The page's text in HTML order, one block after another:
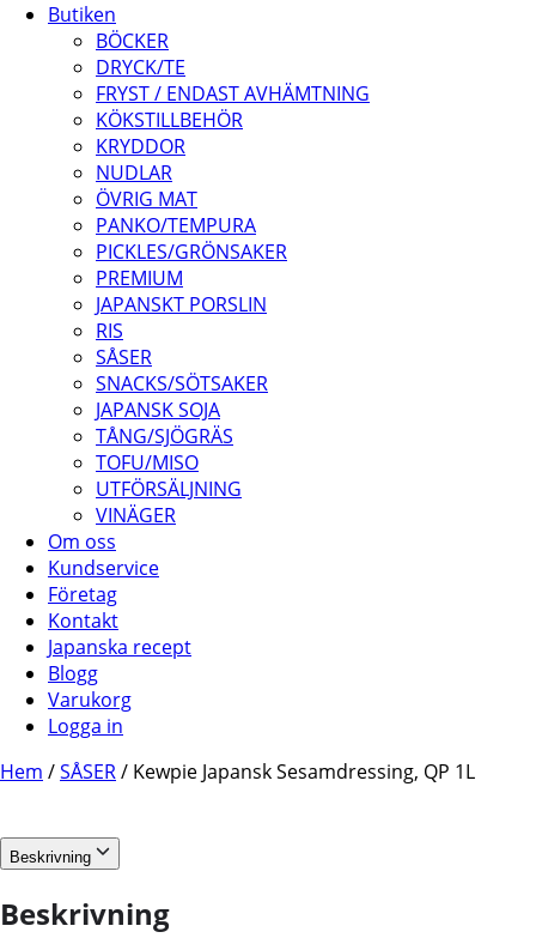
Butiken
BÖCKER
DRYCK/TE
FRYST / ENDAST AVHÄMTNING
KÖKSTILLBEHÖR
KRYDDOR
NUDLAR
ÖVRIG MAT
PANKO/TEMPURA
PICKLES/GRÖNSAKER
PREMIUM
JAPANSKT PORSLIN
RIS
SÅSER
SNACKS/SÖTSAKER
JAPANSK SOJA
TÅNG/SJÖGRÄS
TOFU/MISO
UTFÖRSÄLJNING
VINÄGER
Om oss
Kundservice
Företag
Kontakt
Japanska recept
Blogg
Varukorg
Logga in
Hem /SÅSER/ Kewpie Japansk Sesamdressing, QP 1L
Beskrivning
Beskrivning